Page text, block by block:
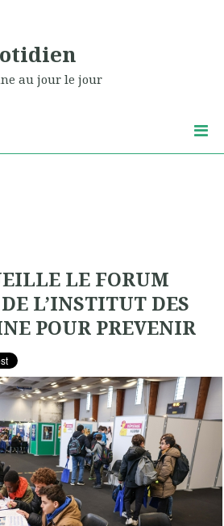
au jour le jour
LE FORUM
L’INSTITUT DES
POUR PREVENIR